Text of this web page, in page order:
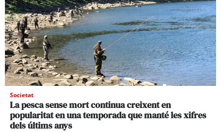
Societat
La pesca sense mort continua creixent en
popularitat en una temporada que manté les xifres
dels últims anys